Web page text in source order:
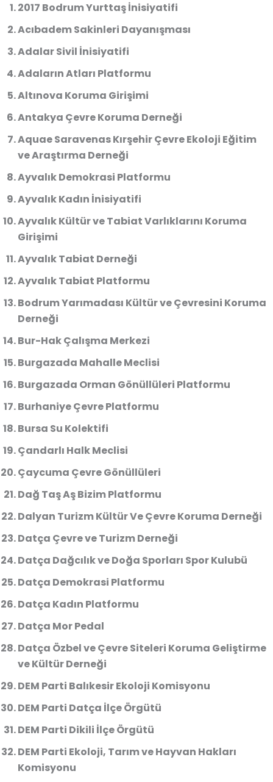
2017 Bodrum Yurttaş İnisiyatifi
Acıbadem Sakinleri Dayanışması
Adalar Sivil İnisiyatifi
Adaların Atları Platformu
Altınova Koruma Girişimi
Antakya Çevre Koruma Derneği
Aquae Saravenas Kırşehir Çevre Ekoloji Eğitim
ve Araştırma Derneği
Ayvalık Demokrasi Platformu
Ayvalık Kadın İnisiyatifi
Ayvalık Kültür ve Tabiat Varlıklarını Koruma
Girişimi
Ayvalık Tabiat Derneği
Ayvalık Tabiat Platformu
Bodrum Yarımadası Kültür ve Çevresini Koruma
Derneği
Bur-Hak Çalışma Merkezi
Burgazada Mahalle Meclisi
Burgazada Orman Gönüllüleri Platformu
Burhaniye Çevre Platformu
Bursa Su Kolektifi
Çandarlı Halk Meclisi
Çaycuma Çevre Gönüllüleri
Dağ Taş Aş Bizim Platformu
Dalyan Turizm Kültür Ve Çevre Koruma Derneği
Datça Çevre ve Turizm Derneği
Datça Dağcılık ve Doğa Sporları Spor Kulubü
Datça Demokrasi Platformu
Datça Kadın Platformu
Datça Mor Pedal
Datça Özbel ve Çevre Siteleri Koruma Geliştirme
ve Kültür Derneği
DEM Parti Balıkesir Ekoloji Komisyonu
DEM Parti Datça İlçe Örgütü
DEM Parti Dikili İlçe Örgütü
DEM Parti Ekoloji, Tarım ve Hayvan Hakları
Komisyonu